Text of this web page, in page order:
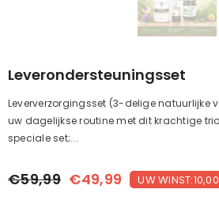
Leverondersteuningsset
Leververzorgingsset (3-delige natuurlijke
uw dagelijkse routine met dit krachtige
speciale set;...
€59,99 €49,99 UW WINST:10,00